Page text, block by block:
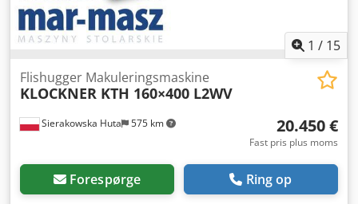
1 / 15
Sierakowska Huta 575 km
Flishugger Makuleringsmaskine
KLOCKNER KTH 160×400 L2WV
20.450 €
Fast pris plus moms
Forespørge Ring op